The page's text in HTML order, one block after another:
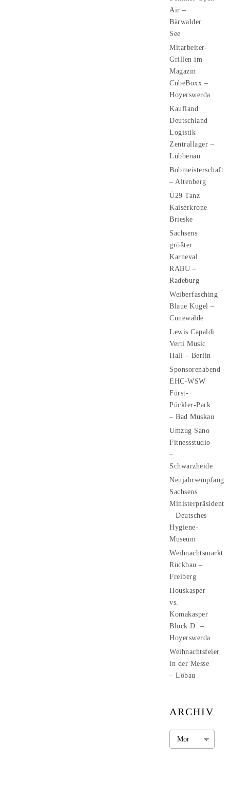
Air –
Bärwalder
See
Mitarbeiter-
Grillen im
Magazin
CubeBoxx –
Hoyerswerda
Kaufland
Deutschland
Logistik
Zentrallager –
Lübbenau
Bobmeisterschaft
– Altenberg
Ü29 Tanz
Kaiserkrone –
Brieske
Sachsens
größter
Karneval
RABU –
Radeburg
Weiberfasching
Blaue Kugel –
Cunewalde
Lewis Capaldi
Verti Music
Hall – Berlin
Sponsorenabend
EHC-WSW
Fürst-
Pückler-Park
– Bad Muskau
Umzug Sano
Fitnessstudio
–
Schwarzheide
Neujahrsempfang
Sachsens
Ministerpräsident
– Deutsches
Hygiene-
Museum
Weihnachtsmarkt
Rückbau –
Freiberg
Houskasper
vs.
Komakasper
Block D. –
Hoyerswerda
Weihnachtsfeier
in der Messe
– Löbau
ARCHIV
Archiv